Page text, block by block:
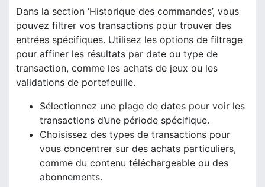
Dans la section ‘Historique des commandes’, vous
pouvez filtrer vos transactions pour trouver des
entrées spécifiques. Utilisez les options de filtrage
pour affiner les résultats par date ou type de
transaction, comme les achats de jeux ou les
validations de portefeuille.
Sélectionnez une plage de dates pour voir les
transactions d’une période spécifique.
Choisissez des types de transactions pour
vous concentrer sur des achats particuliers,
comme du contenu téléchargeable ou des
abonnements.